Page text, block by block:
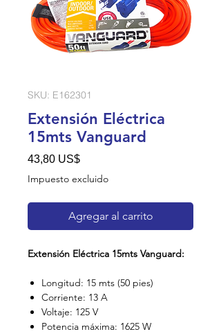
SKU: E162301
Extensión Eléctrica
15mts Vanguard
43,80 US$Precio
Impuesto excluido
Agregar al carrito
Extensión Eléctrica 15mts Vanguard:
Longitud: 15 mts (50 pies)
Corriente: 13 A
Voltaje: 125 V
Potencia máxima: 1625 W